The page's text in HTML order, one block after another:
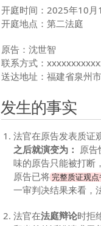
开庭时间：2025年10
开庭地点：第二法庭
原告：沈世智
联系方式：
送达地址：福建省泉州
发生的事实
法官在原告发表质证
之后就演变为： 原
味的原告只能被打断
原告已将 完整质证观点
一审判决结果来看，
法官在法庭辩论时拒